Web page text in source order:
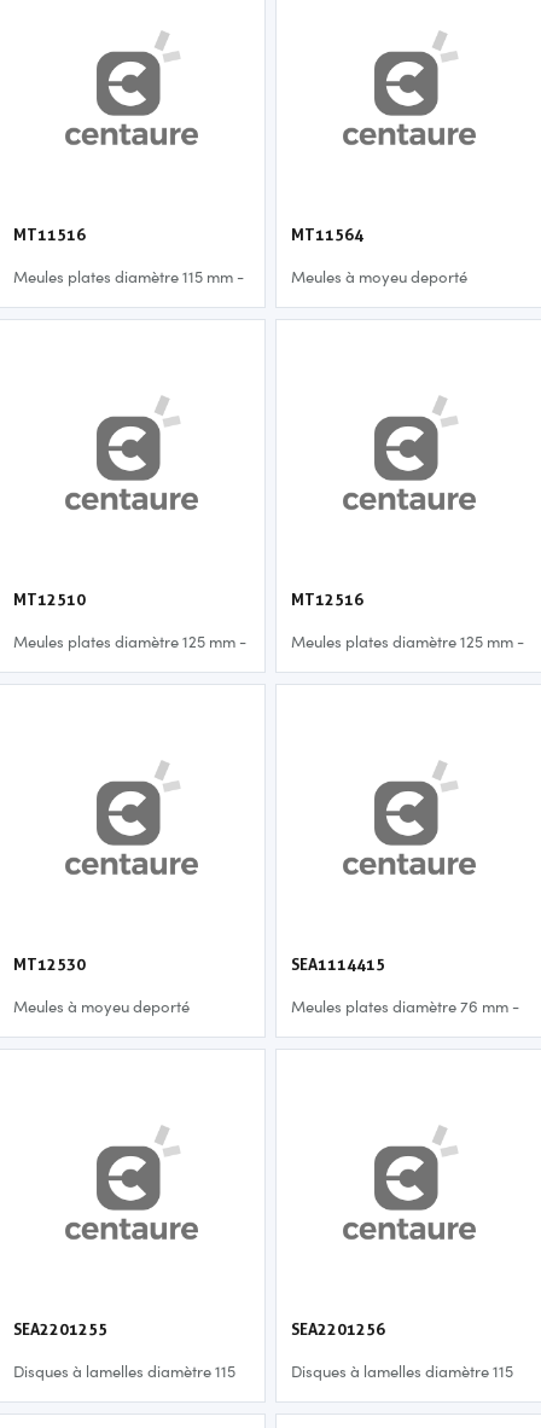
MT11516
Meules plates diamètre 115 mm -
MT11564
Meules à moyeu deporté
MT12510
Meules plates diamètre 125 mm -
MT12516
Meules plates diamètre 125 mm -
MT12530
Meules à moyeu deporté
SEA1114415
Meules plates diamètre 76 mm -
SEA2201255
Disques à lamelles diamètre 115
SEA2201256
Disques à lamelles diamètre 115